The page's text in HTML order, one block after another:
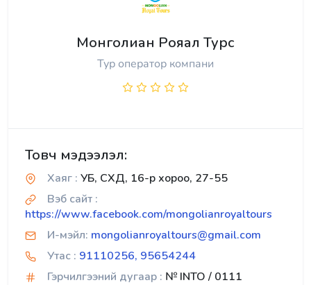
Монголиан Рояал Турс
Тур оператор компани
Товч мэдээлэл:
Хаяг : УБ, СХД, 16-р хороо, 27-55
Вэб сайт :
https://www.facebook.com/mongolianroyaltours
И-мэйл: mongolianroyaltours@gmail.com
Утас : 91110256, 95654244
Гэрчилгээний дугаар : № INTO / 0111